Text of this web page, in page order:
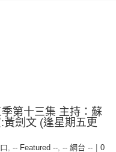
第十三集 主持：蘇
劍文 (逢星期五更
, -- Featured --, -- 網台 --
0